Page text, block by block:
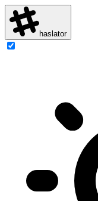
haslator